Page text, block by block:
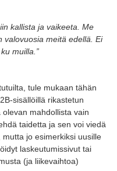
kallista ja vaikeeta. Me
valovuosia meitä edellä. Ei
muilla.”
tule mukaan tähän
sisällöillä rikastetun
mahdollista vain
taidetta ja sen voi viedä
jo esimerkiksi uusille
laskeutumissivut tai
(ja liikevaihtoa)